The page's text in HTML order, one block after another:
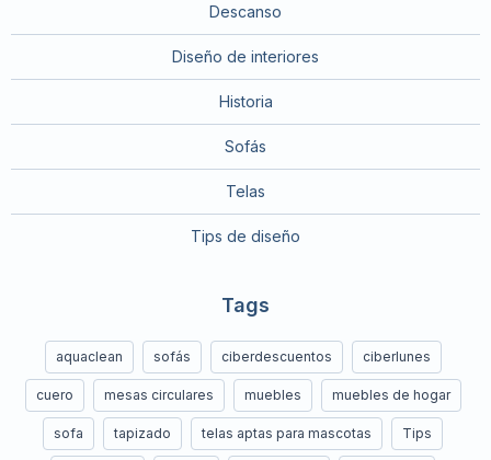
Descanso
Diseño de interiores
Historia
Sofás
Telas
Tips de diseño
Tags
aquaclean sofás ciberdescuentos ciberlunes
cuero mesas circulares muebles muebles de hogar
sofa tapizado telas aptas para mascotas Tips